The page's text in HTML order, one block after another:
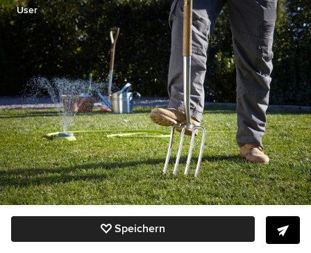
User
Speichern